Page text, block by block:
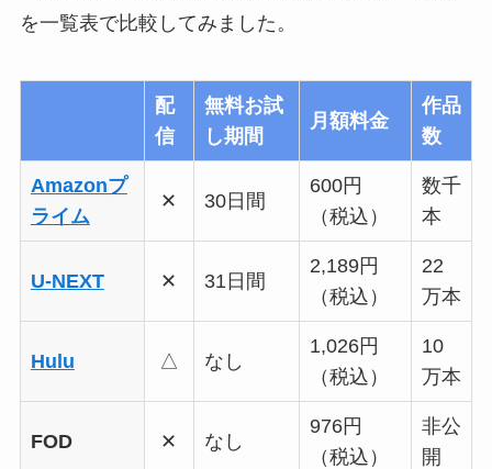
を一覧表で比較してみました。
配
信
無料お試
し期間
月額料金
作品
数
Amazonプ
ライム
✕ 30日間
600円
（税込）
数千
本
U-NEXT ✕ 31日間
2,189円
（税込）
22
万本
Hulu △ なし
1,026円
（税込）
10
万本
FOD ✕ なし
976円
（税込）
非公
開